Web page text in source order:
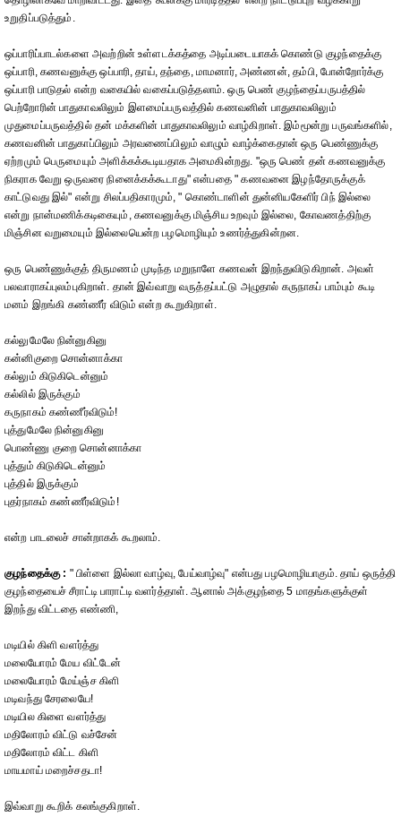
உறுதிப்படுத்தும்.
ஒப்பாரிப்பாடல்களை அவற்றின் உள்ளடக்கத்தை அடிப்படையாகக் கொண்டு குழந்தைக்கு
ஒப்பாரி, கணவனுக்கு ஒப்பாரி, தாய், தந்தை, மாமனார், அண்ணன், தம்பி, போன்றோர்க்கு
ஒப்பாரி பாடுதல் என்ற வகையில் வகைப்படுத்தலாம். ஒரு பெண் குழந்தைப்பருபத்தில்
பெற்றோரின் பாதுகாவலிலும் இளமைப்பருவத்தில் கணவனின் பாதுகாவலிலும்
முதுமைப்பருவத்தில் தன் மக்களின் பாதுகாவலிலும் வாழ்கிறாள். இம்மூன்று பருவங்களில்,
கணவனின் பாதுகாப்பிலும் அரவணைப்பிலும் வாழும் வாழ்க்கைதான் ஒரு பெண்ணுக்கு
ஏற்றமும் பெருமையும் அளிக்கக்கூடியதாக அமைகின்றது. "ஒரு பெண் தன் கணவனுக்கு
நிகராக வேறு ஒருவரை நினைக்கக்கூடாது" என்பதை " கணவனை இழந்தோருக்குக்
காட்டுவது இல்" என்று சிலப்பதிகாரமும், " கொண்டாளின் துன்னியகேளிர் பிந் இல்லை
என்று நான்மணிக்கடிகையும், கணவனுக்கு மிஞ்சிய உறவும் இல்லை, கோவணத்திற்கு
மிஞ்சின வறுமையும் இல்லையென்ற பழமொழியும் உணர்த்துகின்றன.
ஒரு பெண்ணுக்குத் திருமணம் முடிந்த மறுநாளே கணவன் இறந்துவிடுகிறான். அவள்
பலவாராகப்புலம்புகிறாள். தான் இவ்வாறு வருத்தப்பட்டு அழுதால் கருநாகப் பாம்பும் கூடி
மனம் இறங்கி கண்ணீர் விடும் என்ற கூறுகிறாள்.
கல்லுமேலே நின்னுகினு
கன்னிகுறை சொன்னாக்கா
கல்லும் கிடுகிடென்னும்
கல்லில் இருக்கும்
கருநாகம் கண்ணீர்விடும்!
புத்துமேலே நின்னுகினு
பொண்ணு குறை சொன்னாக்கா
புத்தும் கிடுகிடென்னும்
புத்தில் இருக்கும்
புதர்நாகம் கண்ணீர்விடும்!
என்ற பாடலைச் சான்றாகக் கூறலாம்.
குழந்தைக்கு : " பிள்ளை இல்லா வாழ்வு, பேய்வாழ்வு" என்பது பழமொழியாகும். தாய் ஒருத்தி
குழந்தையைச் சீராட்டி பாராட்டி வளர்த்தாள். ஆனால் அக்குழந்தை 5 மாதங்களுக்குள்
இறந்து விட்டதை எண்ணி,
மடியில் கிளி வளர்த்து
மலையோரம் மேய விட்டேன்
மலையோரம் மேய்ஞ்ச கிளி
மடிவந்து சேரலையே!
மடியில கிளை வளர்த்து
மதிலோரம் விட்டு வச்சேன்
மதிலோரம் விட்ட கிளி
மாயமாய் மறைச்சதடா!
இவ்வாறு கூறிக் கலங்குகிறாள்.